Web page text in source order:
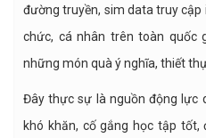
đường truyền, sim data truy
chức, cá nhân trên toàn quốc
những món quà ý nghĩa, thiết
Đây thực sự là nguồn động lực
khó khăn, cố gắng học tập